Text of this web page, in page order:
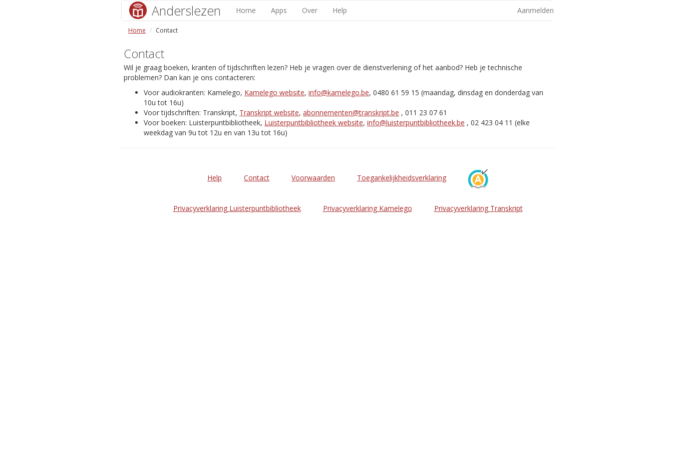
Anderslezen Home Apps Over Help Aanmelden
Home Contact
Contact
Wil je graag boeken, kranten of tijdschriften lezen? Heb je vragen over de dienstverlening of het aanbod? Heb je technische
problemen? Dan kan je ons contacteren:
Voor audiokranten: Kamelego, Kamelego website, info@kamelego.be, 0480 61 59 15 (maandag, dinsdag en donderdag van
10u tot 16u)
Voor tijdschriften: Transkript, Transkript website, abonnementen@transkript.be , 011 23 07 61
Voor boeken: Luisterpuntbibliotheek, Luisterpuntbibliotheek website, info@luisterpuntbibliotheek.be , 02 423 04 11 (elke
weekdag van 9u tot 12u en van 13u tot 16u)
Help Contact Voorwaarden Toegankelijkheidsverklaring
Privacyverklaring Luisterpuntbibliotheek Privacyverklaring Kamelego Privacyverklaring Transkript